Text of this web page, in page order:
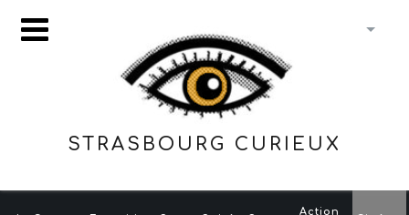
STRASBOURG CURIEUX
Action